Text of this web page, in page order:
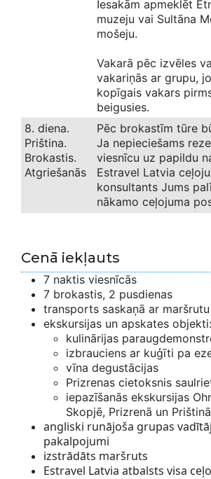
Iesakām apmeklēt
muzeju vai Sultāna
mošeju.
Vakarā pēc izvēles
vakariņās ar grupu,
kopīgais vakars
beigusies.
8. diena.
Priština.
Brokastis.
Atgriešanās
Pēc brokastīm tūre
Ja nepieciešams
viesnīcu uz papildu
Estravel Latvia
konsultants Jums
nākamo ceļojuma
Cenā iekļauts
7 naktis viesnīcās
7 brokastis, 2 pusdienas
transports saskaņā ar maršrutu
ekskursijas un apskates objekti:
kulinārijas
izbrauciens ar kuģīti pa
vīna degustācijas
Prizrenas cietoksnis
iepazīšanās ekskursijas
Skopjē, Prizrenā un Prištinā
angliski runājoša grupas
pakalpojumi
izstrādāts maršruts
Estravel Latvia atbalsts visa